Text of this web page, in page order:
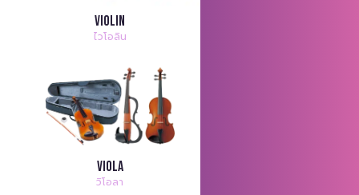
Violin
ไวโอลิน
Viola
วิโอลา